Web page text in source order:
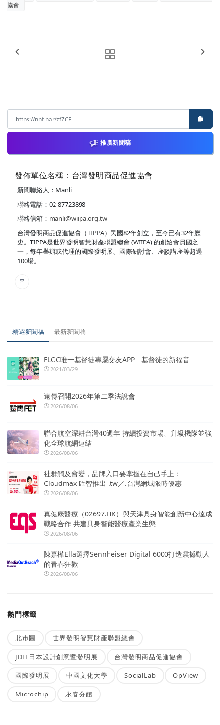
協會
推廣新聞稿
發佈單位名稱：台灣發明商品促進協會
新聞聯絡人：Manli
聯絡電話：02-87723898
聯絡信箱： manli@wiipa.org.tw
台灣發明商品促進協會（TIPPA）民國82年創立，至今已有32年歷
史。TIPPA是世界發明智慧財產聯盟總會 (WIIPA) 的創始會員國之
一，每年舉辦或代理的國際發明展、國際研討會、座談講座等超過
100場。
精選新聞稿 最新新聞稿
FLOC唯一基督徒專屬交友APP，基督徒的新福音
2021/03/29
遠傳召開2026年第二季法說會
2026/08/06
聯合航空深耕台灣40週年 持續投資市場、升級機隊並強
化全球航網連結
2026/08/06
社群觸及會變，品牌入口要掌握在自己手上：
Cloudmax 匯智推出 .tw／.台灣網域限時優惠
2026/08/06
真健康醫療（02697.HK）與天津具身智能創新中心達成
戰略合作 共建具身智能醫療產業生態
2026/08/06
陳嘉樺Ella選擇Sennheiser Digital 6000打造震撼動人
的青春狂歡
2026/08/06
熱門標籤
北市圖 世界發明智慧財產聯盟總會
JDIE日本設計創意暨發明展 台灣發明商品促進協會
國際發明展 中國文化大學 SocialLab OpView
Microchip 永春分館